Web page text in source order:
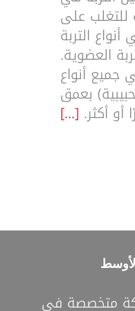
للتغلب على
التربة
العضوية.
أنواع
بعمق
[...]
متخصصة في